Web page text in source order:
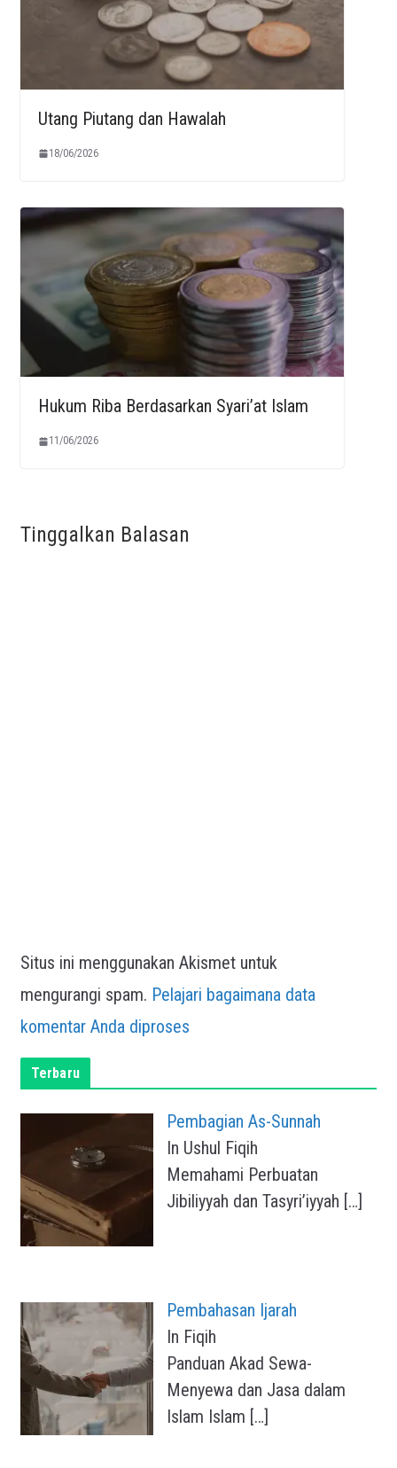
Utang Piutang dan Hawalah
18/06/2026
Hukum Riba Berdasarkan Syari’at Islam
11/06/2026
Tinggalkan Balasan
Situs ini menggunakan Akismet untuk
mengurangi spam. Pelajari bagaimana data
komentar Anda diproses
Terbaru
Pembagian As-Sunnah
In Ushul Fiqih
Memahami Perbuatan
Jibiliyyah dan Tasyri’iyyah […]
Pembahasan Ijarah
In Fiqih
Panduan Akad Sewa-
Menyewa dan Jasa dalam
Islam Islam […]